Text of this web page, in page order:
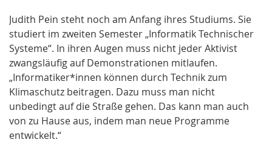
Judith Pein steht noch am Anfang ihres Studiums. Sie
studiert im zweiten Semester „Informatik Technischer
Systeme“. In ihren Augen muss nicht jeder Aktivist
zwangsläufig auf Demonstrationen mitlaufen.
„Informatiker*innen können durch Technik zum
Klimaschutz beitragen. Dazu muss man nicht
unbedingt auf die Straße gehen. Das kann man auch
von zu Hause aus, indem man neue Programme
entwickelt.“